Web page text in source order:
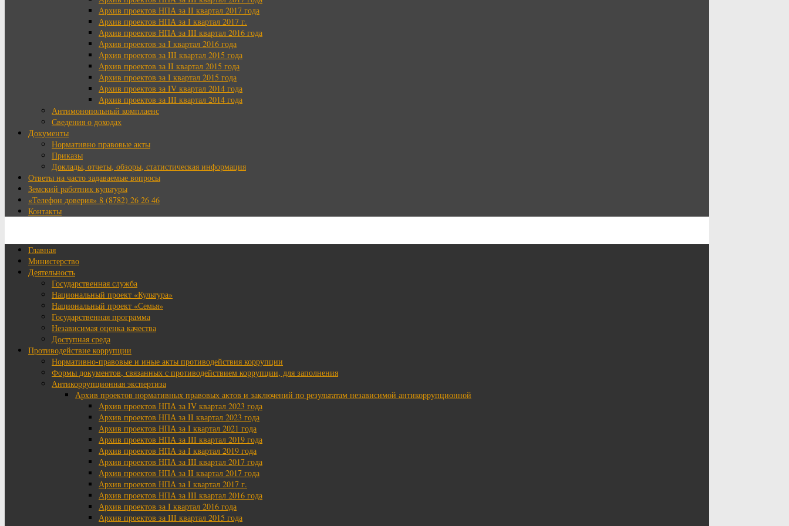
Архив проектов НПА за II квартал 2017 года
Архив проектов НПА за I квартал 2017 г.
Архив проектов НПА за III квартал 2016 года
Архив проектов за I квартал 2016 года
Архив проектов за III квартал 2015 года
Архив проектов за II квартал 2015 года
Архив проектов за I квартал 2015 года
Архив проектов за IV квартал 2014 года
Архив проектов за III квартал 2014 года
Антимонопольный комплаенс
Сведения о доходах
Документы
Нормативно правовые акты
Приказы
Доклады, отчеты, обзоры, статистическая информация
Ответы на часто задаваемые вопросы
Земский работник культуры
«Телефон доверия» 8 (8782) 26 26 46
Контакты
Главная
Министерство
Деятельность
Государственная служба
Национальный проект «Культура»
Национальный проект «Семья»
Государственная программа
Независимая оценка качества
Доступная среда
Противодействие коррупции
Нормативно-правовые и иные акты противодействия коррупции
Формы документов, связанных с противодействием коррупции, для заполнения
Антикоррупционная экспертиза
Архив проектов нормативных правовых актов и заключений по результатам независимой антикоррупционной
Архив проектов НПА за IV квартал 2023 года
Архив проектов НПА за II квартал 2023 года
Архив проектов НПА за I квартал 2021 года
Архив проектов НПА за III квартал 2019 года
Архив проектов НПА за I квартал 2019 года
Архив проектов НПА за III квартал 2017 года
Архив проектов НПА за II квартал 2017 года
Архив проектов НПА за I квартал 2017 г.
Архив проектов НПА за III квартал 2016 года
Архив проектов за I квартал 2016 года
Архив проектов за III квартал 2015 года